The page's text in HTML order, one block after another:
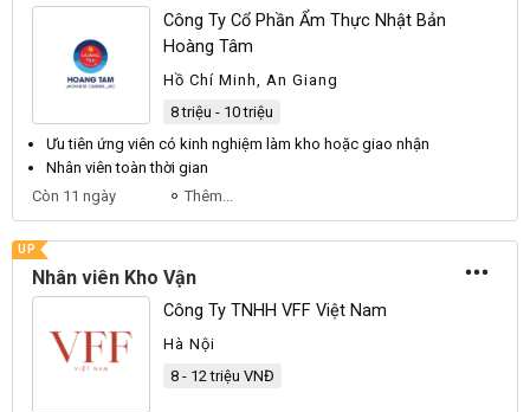
Công Ty Cổ Phần Ẩm Thực Nhật Bản
Hoàng Tâm
Hồ Chí Minh, An Giang
8 triệu - 10 triệu
Ưu tiên ứng viên có kinh nghiệm làm kho hoặc giao nhận
Nhân viên toàn thời gian
Còn 11 ngày
Thêm...
UP
Nhân viên Kho Vận
Công Ty TNHH VFF Việt Nam
Hà Nội
8 - 12 triệu VNĐ